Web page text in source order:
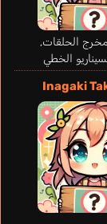
الحلقات,
الخطي
Inagaki